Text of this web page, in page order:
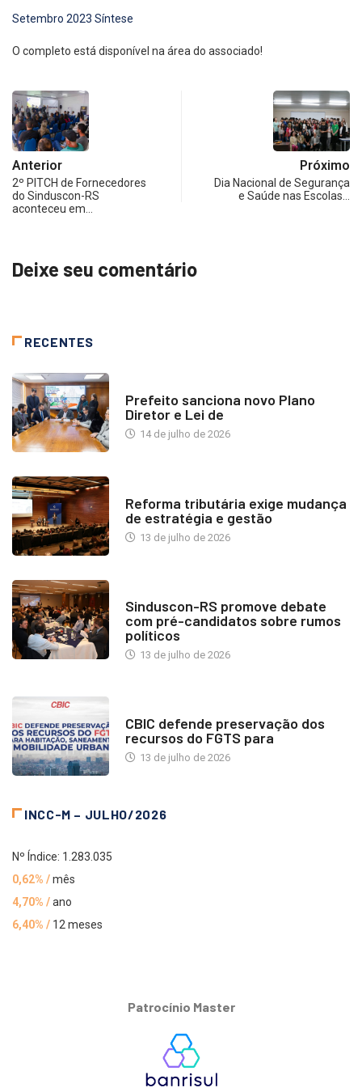
Setembro 2023 Síntese
O completo está disponível na área do associado!
Anterior
2º PITCH de Fornecedores
do Sinduscon-RS
aconteceu em…
Próximo
Dia Nacional de Segurança
e Saúde nas Escolas…
Deixe seu comentário
RECENTES
Prefeito sanciona novo Plano
Diretor e Lei de
14 de julho de 2026
Reforma tributária exige mudança
de estratégia e gestão
13 de julho de 2026
Sinduscon-RS promove debate
com pré-candidatos sobre rumos
políticos
13 de julho de 2026
CBIC defende preservação dos
recursos do FGTS para
13 de julho de 2026
INCC-M – JULHO/2026
Nº Índice: 1.283.035
0,62% /mês
4,70% /ano
6,40% / 12 meses
Patrocínio Master